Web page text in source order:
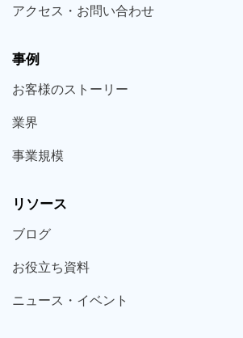
アクセス・お問い合わせ
事例
お客様のストーリー
業界
事業規模
リソース
ブログ
お役立ち資料
ニュース・ イベント